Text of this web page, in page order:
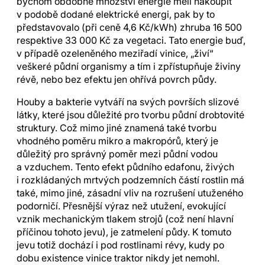
v podobě dodané elektrické energi, pak by to
představovalo (při ceně 4,6 Kč/kWh) zhruba 16 500
respektive 33 000 Kč za vegetaci. Tato energie buď,
v případě ozeleněného meziřadí vinice, „živí“
veškeré půdní organismy a tím i zpřístupňuje živiny
révě, nebo bez efektu jen ohřívá povrch půdy.
Houby a bakterie vytváří na svých površích slizové
látky, které jsou důležité pro tvorbu půdní drobtovité
struktury. Což mimo jiné znamená také tvorbu
vhodného poměru mikro a makropórů, který je
důležitý pro správný poměr mezi půdní vodou
a vzduchem. Tento efekt půdního edafonu, živých
i rozkládaných mrtvých podzemních částí rostlin má
také, mimo jiné, zásadní vliv na rozrušení utuženého
podorničí. Přesnější výraz než utužení, evokující
vznik mechanickým tlakem strojů (což není hlavní
příčinou tohoto jevu), je zatmelení půdy. K tomuto
jevu totiž dochází i pod rostlinami révy, kudy po
dobu existence vinice traktor nikdy jet nemohl.